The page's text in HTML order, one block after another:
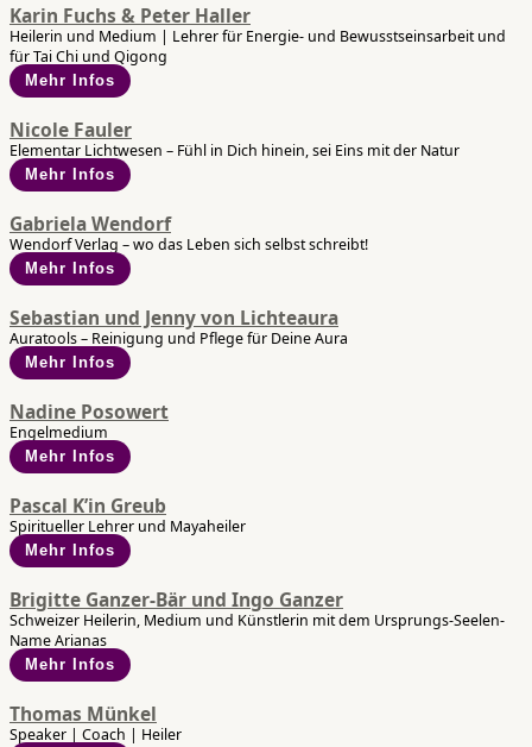
Karin Fuchs & Peter Haller
Heilerin und Medium | Lehrer für Energie- und Bewusstseinsarbeit und
für Tai Chi und Qigong
Mehr Infos
Nicole Fauler
Elementar Lichtwesen – Fühl in Dich hinein, sei Eins mit der Natur
Mehr Infos
Gabriela Wendorf
Wendorf Verlag – wo das Leben sich selbst schreibt!
Mehr Infos
Sebastian und Jenny von Lichteaura
Auratools – Reinigung und Pflege für Deine Aura
Mehr Infos
Nadine Posowert
Engelmedium
Mehr Infos
Pascal K’in Greub
Spiritueller Lehrer und Mayaheiler
Mehr Infos
Brigitte Ganzer-Bär und Ingo Ganzer
Schweizer Heilerin, Medium und Künstlerin mit dem Ursprungs-Seelen-
Name Arianas
Mehr Infos
Thomas Münkel
Speaker | Coach | Heiler